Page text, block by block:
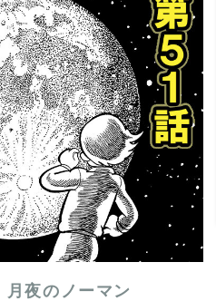
月夜のノーマン